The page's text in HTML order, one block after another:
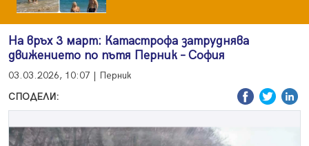
На връх 3 март: Катастрофа затруднява
движението по пътя Перник – София
03.03.2026, 10:07 | Перник
СПОДЕЛИ: